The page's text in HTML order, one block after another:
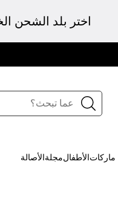
اختر بلد الشحن
‍ ماركات الأطفالمجلة الأصالة